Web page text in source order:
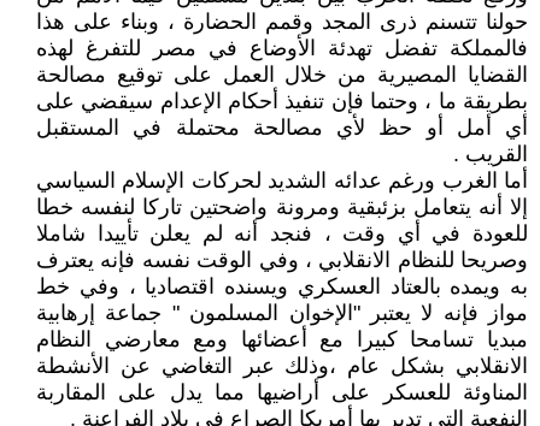
حولنا تتسنم ذرى المجد وقمم الحضارة ، وبناء على هذا
فالمملكة تفضل تهدئة الأوضاع في مصر للتفرغ لهذه
القضايا المصيرية من خلال العمل على توقيع مصالحة
بطريقة ما ، وحتما فإن تنفيذ أحكام الإعدام سيقضي على
أي أمل أو حظ لأي مصالحة محتملة في المستقبل
القريب .
أما الغرب ورغم عدائه الشديد لحركات الإسلام السياسي
إلا أنه يتعامل بزئبقية ومرونة واضحتين تاركا لنفسه خطا
للعودة في أي وقت ، فنجد أنه لم يعلن تأييدا شاملا
وصريحا للنظام الانقلابي ، وفي الوقت نفسه فإنه يعترف
به ويمده بالعتاد العسكري ويسنده اقتصاديا ، وفي خط
مواز فإنه لا يعتبر "الإخوان المسلمون " جماعة إرهابية
مبديا تسامحا كبيرا مع أعضائها ومع معارضي النظام
الانقلابي بشكل عام ،وذلك عبر التغاضي عن الأنشطة
المناوئة للعسكر على أراضيها مما يدل على المقاربة
النفعية التي تدبر بها أمريكا الصراع في بلاد الفراعنة .